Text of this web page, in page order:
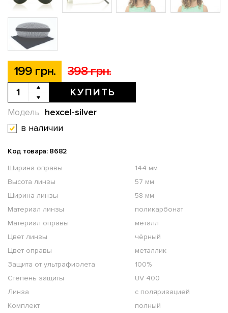
199 грн. 398 грн.
КУПИТЬ
hexcel-silver
Модель
в наличии
Код товара: 8682
Ширина оправы
144 мм
Высота линзы
57 мм
Ширина линзы
58 мм
Материал линзы
поликарбонат
Материал оправы
металл
Цвет линзы
чёрный
Цвет оправы
металлик
Защита от ультрафиолета
100%
Степень защиты
UV 400
Линза
с поляризацией
Комплект
полный